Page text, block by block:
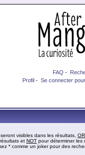
FAQ -
Profil - Se connecter
visibles dans les résultats, OR
et NOT pour déterminer les
* comme un joker pour des